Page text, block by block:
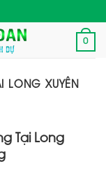
0
LONG XUYÊN
Tại Long